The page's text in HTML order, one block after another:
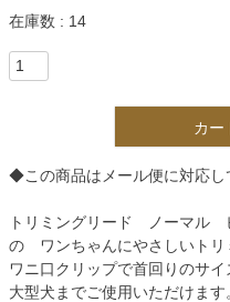
在庫数 14
カー
◆この商品はメール便に対応し
トリミングリード ノーマル
の ワンちゃんにやさしいトリ
ワニ口クリップで首回りのサ
大型犬までご使用いただけます